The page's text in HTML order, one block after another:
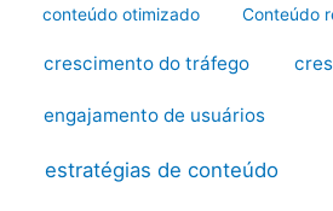
conteúdo otimizado Conteúdo
crescimento do tráfego
engajamento de usuários
estratégias de conteúdo